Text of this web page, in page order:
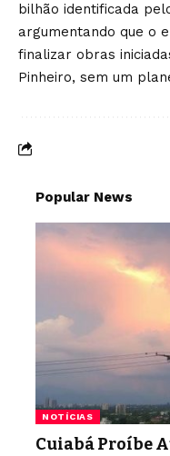
bilhão identificada
argumentando que o
finalizar obras
Pinheiro, sem um
Popular News
NOTÍCIAS
Cuiabá Proíbe